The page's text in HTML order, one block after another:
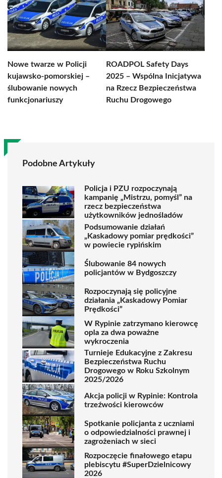
Nowe twarze w Policji
kujawsko-pomorskiej –
ślubowanie nowych
funkcjonariuszy
ROADPOL Safety Days
2025 – Wspólna Inicjatywa
na Rzecz Bezpieczeństwa
Ruchu Drogowego
Podobne Artykuły
Policja i PZU rozpoczynają
kampanię „Mistrzu, pomyśl” na
rzecz bezpieczeństwa
użytkowników jednośladów
Podsumowanie działań
„Kaskadowy pomiar prędkości”
w powiecie rypińskim
Ślubowanie 84 nowych
policjantów w Bydgoszczy
Rozpoczynają się policyjne
działania „Kaskadowy Pomiar
Prędkości”
W Rypinie zatrzymano kierowcę
opla za dwa poważne
wykroczenia
Turnieje Edukacyjne z Zakresu
Bezpieczeństwa Ruchu
Drogowego w Roku Szkolnym
2025/2026
Akcja policji w Rypinie: Kontrola
trzeźwości kierowców
Spotkanie policjanta z uczniami
o odpowiedzialności prawnej i
zagrożeniach w sieci
Rozpoczęcie finałowego etapu
plebiscytu #SuperDzielnicowy
2026